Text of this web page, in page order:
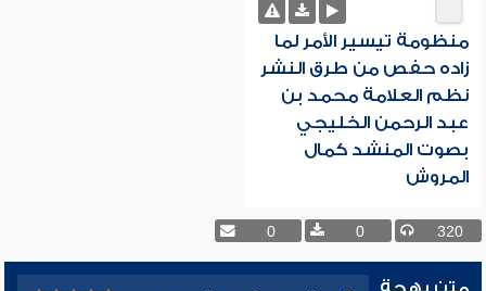
منظومة تيسير الأمر لما
زاده حفص من طرق النشر
نظم العلامة محمد بن
عبد الرحمن الخليجي
بصوت المنشد كمال
المروش
320
0
0